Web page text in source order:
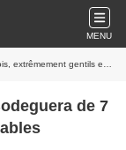
MENU
gentils et sociables
de 7